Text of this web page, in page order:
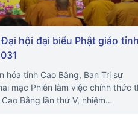
hội đại biểu Phật giáo
hóa tỉnh Cao Bằng, Ban Trị sự
mạc Phiên làm việc chính thức
Bằng lần thứ V, nhiệm…